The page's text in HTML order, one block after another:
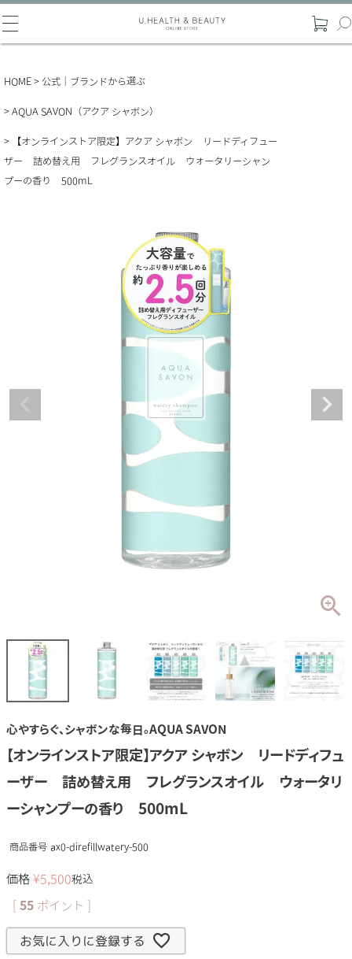
HOME 公式｜ブランドから選ぶ
AQUA SAVON（アクア シャボン）
【オンラインストア限定】アクア シャボン リードディフュー
ザー 詰め替え用 フレグランスオイル ウォータリーシャン
プーの香り 500mL
心やすらぐ、シャボンな毎日。AQUA SAVON
【オンラインストア限定】アクア シャボン リードディフュ
ーザー 詰め替え用 フレグランスオイル ウォータリ
ーシャンプーの香り 500mL
商品番号 ax0-direfillwatery-500
価格 ¥5,500税込
55 ポイント ]
お気に入りに登録する